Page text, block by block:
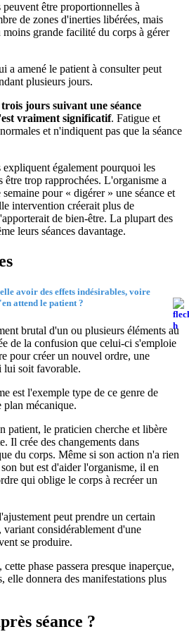
peuvent être proportionnelles à
de zones d'inerties libérées, mais
moins grande facilité du corps à gérer
a amené le patient à consulter peut
plusieurs jours.
jours suivant une séance
vraiment significatif. Fatigue et
et n'indiquent pas que la séance
expliquent également pourquoi les
être trop rapprochées. L'organisme a
pour « digérer » une séance et
intervention créerait plus de
de bien-être. La plupart des
leurs séances davantage.
avoir des effets indésirables, voire
attend le patient ?
brutal d'un ou plusieurs éléments au
de la confusion que celui-ci s'emploie
pour créer un nouvel ordre, une
lui soit favorable.
est l'exemple type de ce genre de
plan mécanique.
patient, le praticien cherche et libère
Il crée des changements dans
du corps. Même si son action n'a rien
but est d'aider l'organisme, il en
qui oblige le corps à recréer un
peut prendre un certain
variant considérablement d'une
se produire.
phase passera presque inaperçue,
elle donnera des manifestations plus
séance ?